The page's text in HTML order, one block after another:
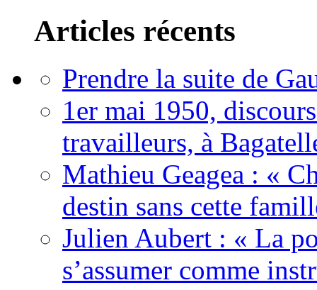
Articles récents
Prendre la suite de
1er mai 1950,
travailleurs, à
Mathieu Geagea : «
destin sans cette
Julien Aubert : « La
s’assumer comme